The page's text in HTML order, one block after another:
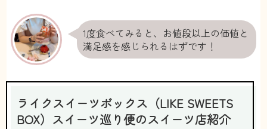
3回くらい続けたけど、満足したから1回やめまし
た。
また欲しくなったらやるかも。解約・休止が自由で
良い！
1度食べてみると、お値段以上の価値と
満足感を感じられるはずです！
ライクスイーツボックス（LIKE SWEETS
BOX）スイーツ巡り便のスイーツ店紹介